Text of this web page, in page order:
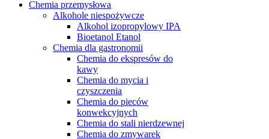
Chemia przemysłowa
Alkohole niespożywcze
Alkohol izopropylowy IPA
Bioetanol Etanol
Chemia dla gastronomii
Chemia do ekspresów do
kawy
Chemia do mycia i
czyszczenia
Chemia do pieców
konwekcyjnych
Chemia do stali nierdzewnej
Chemia do zmywarek